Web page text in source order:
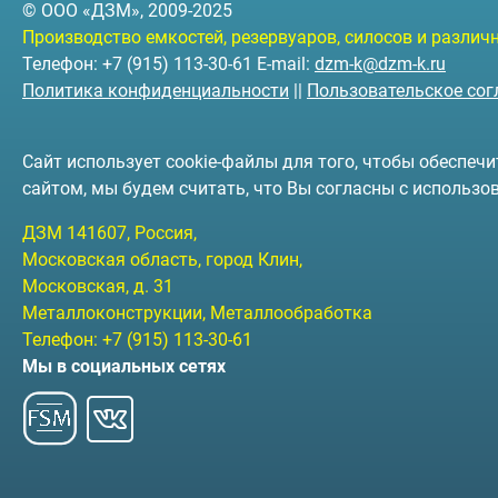
© ООО «ДЗМ», 2009-2025
Производство емкостей, резервуаров, силосов и
Телефон: +7 (915) 113-30-61 E-mail: dzm-k@dzm-k.ru
Политика конфиденциальности || Пользовательское
Сайт использует cookie-файлы для того, чтобы
сайтом, мы будем считать, что Вы согласны с
ДЗМ 141607, Россия,
Московская область, город Клин,
Московская, д. 31
Металлоконструкции, Металлообработка
Телефон: +7 (915) 113-30-61
Мы в социальных сетях